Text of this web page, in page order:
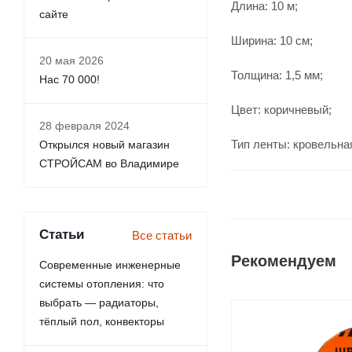
Длина: 10 м;
Ширина: 10 см;
Толщина: 1,5 мм;
Цвет: коричневый;
Тип ленты:
Рекомендуем
сайте
20 мая 2026
Нас 70 000!
28 февраля 2024
Открылся новый магазин
СТРОЙСАМ во Владимире
Статьи Все статьи
Современные инженерные
системы отопления: что
выбрать — радиаторы,
тёплый пол, конвекторы